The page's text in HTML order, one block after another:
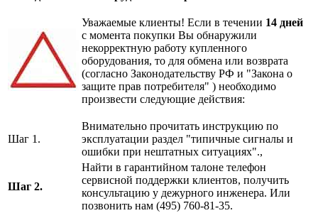
Уважаемые клиенты! Если в течении 14 дней
с момента покупки Вы обнаружили
некорректную работу купленного
оборудования, то для обмена или возврата
(согласно Законодательству РФ и "Закона о
защите прав потребителя" ) необходимо
произвести следующие действия:
Шаг 1.
Внимательно прочитать инструкцию по
эксплуатации раздел "типичные сигналы и
ошибки при нештатных ситуациях".,
Шаг 2.
Найти в гарантийном талоне телефон
сервисной поддержки клиентов, получить
консультацию у дежурного инженера. Или
позвонить нам (495) 760-81-35.